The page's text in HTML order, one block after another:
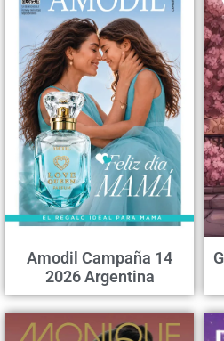
Amodil Campaña 14
2026 Argentina